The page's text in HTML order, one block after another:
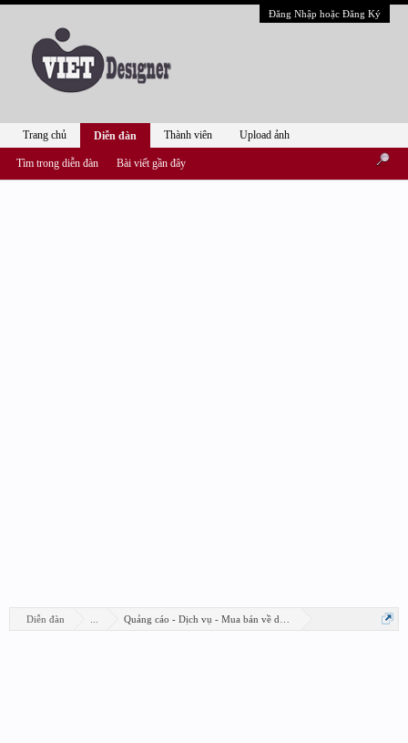
Đăng Nhập hoặc Đăng Ký
Diễn đàn Quảng cáo - Dịch vụ - Mua bán về design
Trang chủ Diễn đàn
Tìm trong diễn đàn Bài viết gần đây
Thành viên Upload ảnh